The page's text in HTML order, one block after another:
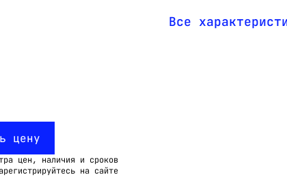
цену
цен, наличия и сроков
на сайте
Все